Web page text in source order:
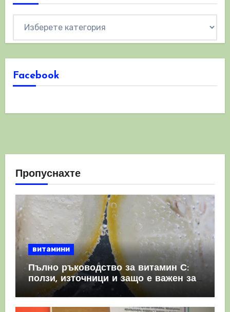
Facebook
Пропуснахте
витамини
Пълно ръководство за витамин С:
ползи, източници и защо е важен за
имунната система